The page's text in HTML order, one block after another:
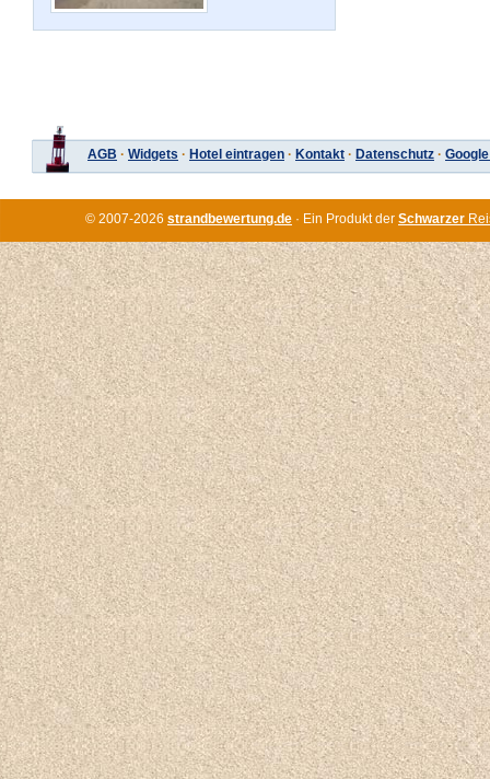
AGB · Widgets · Hotel eintragen · Kontakt · Datenschutz ·
© 2007-2026 strandbewertung.de · Ein Produkt der Schwarzer